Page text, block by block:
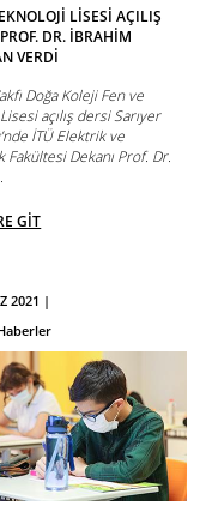
LİSESİ AÇILIŞ
DR. İBRAHİM
VERDİ
Doğa Koleji Fen ve
açılış dersi Sarıyer
İTÜ Elektrik ve
Fakültesi Dekanı Prof. Dr.
GİT
2021 |